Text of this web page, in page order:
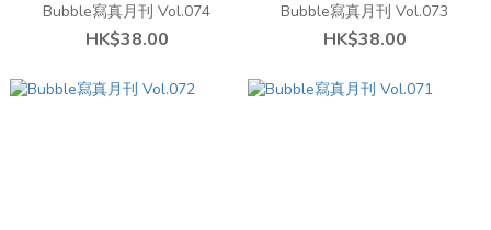
Bubble寫真月刊 Vol.074
HK$38.00
Bubble寫真月刊 Vol.073
HK$38.00